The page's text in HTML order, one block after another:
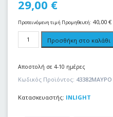
29,00 €
Προτεινόμενη τιμή Προμηθευτή: 40,00 €
Προσθήκη στο καλάθι
Αποστολή σε 4-10 ημέρες
Κωδικός Προϊόντος: 43382ΜΑΥΡΟ
Κατασκευαστής: INLIGHT